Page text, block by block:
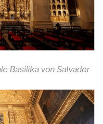
Basilika von Salvador